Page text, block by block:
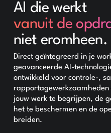
AI die werkt
vanuit de
niet eromheen.
Direct geïntegreerd in je
geavanceerde AI-
ontwikkeld voor controle-,
jouw werk te begrijpen, de
het te beschermen en de
breiden.